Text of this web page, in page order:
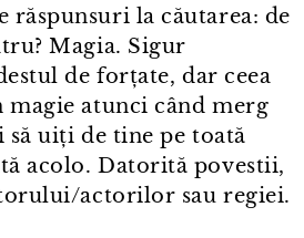
răspunsuri la căutarea: de
Magia. Sigur
de forțate, dar ceea
magie atunci când merg
să uiți de tine pe toată
acolo. Datorită povestii,
actorilor sau regiei.